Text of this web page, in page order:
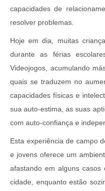
capacidades de
resolver problemas.
Hoje em dia, muitas
durante as férias
Videojogos, acumulando
quais se traduzem no
capacidades físicas e
sua auto-estima, as suas
com auto-confiança e
Esta experiência de campo
e jovens oferece um
afastando em alguns
cidade, enquanto estão